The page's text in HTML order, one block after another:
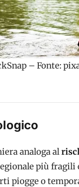
– Fonte:
analoga al
più fragili
piogge o